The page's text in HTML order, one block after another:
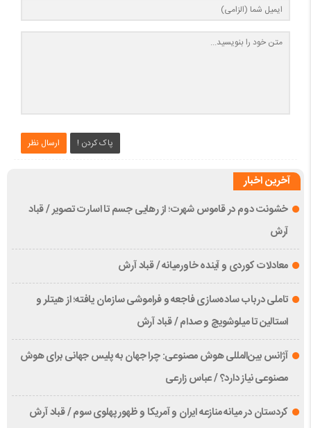
ارسال نظر پاک کردن !
آخرین اخبار
خشونت دوم در قاموس شهرت؛ از رهایی جسم تا اسارت تصویر / قباد
آرش
معادلات کوردی و آینده خاورمیانه / قباد آرش
تاملی درباب سادەسازی فاجعە و فراموشی سازمان یافتە؛ از هیتلر و
استالین تا میلوشویچ و صدام / قباد آرش
آژانس بین‌المللی هوش مصنوعی: چرا جهان به پلیس جهانی برای هوش
مصنوعی نیاز دارد؟ / عباس زارعی
کردستان در میانه منازعە ایران و آمریکا و ظهور پهلوی سوم / قباد آرش